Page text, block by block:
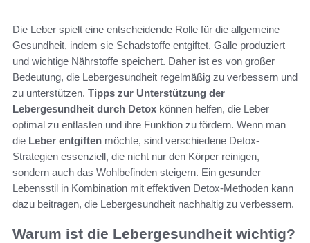
Die Leber spielt eine entscheidende Rolle für die allgemeine
Gesundheit, indem sie Schadstoffe entgiftet, Galle produziert
und wichtige Nährstoffe speichert. Daher ist es von großer
Bedeutung, die Lebergesundheit regelmäßig zu verbessern und
zu unterstützen. Tipps zur Unterstützung der
Lebergesundheit durch Detox können helfen, die Leber
optimal zu entlasten und ihre Funktion zu fördern. Wenn man
die Leber entgiften möchte, sind verschiedene Detox-
Strategien essenziell, die nicht nur den Körper reinigen,
sondern auch das Wohlbefinden steigern. Ein gesunder
Lebensstil in Kombination mit effektiven Detox-Methoden kann
dazu beitragen, die Lebergesundheit nachhaltig zu verbessern.
Warum ist die Lebergesundheit wichtig?